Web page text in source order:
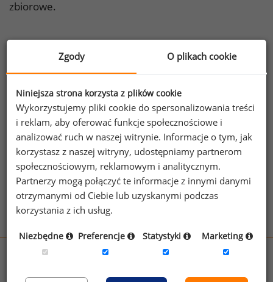
zbiorowe.
Negocjacje zbiorowe
Prowadzenie negocjacji zbiorowych w Polsce i krajach Unii
Europejskiej. Negocjowanie wynagrodzeń ze związkami
zawodowymi. Poradnik dla pracodawców oraz
dla związkowców.zobacz więcej
Strategie negocjacyjne
W jaki sposób negocjować wynagrodzenie - taktyki
i strategie. Zasady skutecznego negocjowania. Metody
manipulacji wykorzystywane podczas negocjacji.
Partnerstwo w negocjacjach.zobacz więcej
wynagrodzenia.pl
sedlak.pl
kfw.sedlak.pl
Zgody O plikach cookie
Niniejsza strona korzysta z plików cookie
Wykorzystujemy pliki cookie do spersonalizowania treści
i reklam, aby oferować funkcje społecznościowe i
analizować ruch w naszej witrynie. Informacje o tym, jak
korzystasz z naszej witryny, udostępniamy partnerom
społecznościowym, reklamowym i analitycznym.
Partnerzy mogą połączyć te informacje z innymi danymi
otrzymanymi od Ciebie lub uzyskanymi podczas
korzystania z ich usług.
Niezbędne Preferencje Statystyki Marketing